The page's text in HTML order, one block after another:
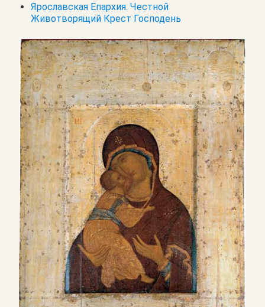
Ярославская Епархия. Честной
Животворящий Крест Господень